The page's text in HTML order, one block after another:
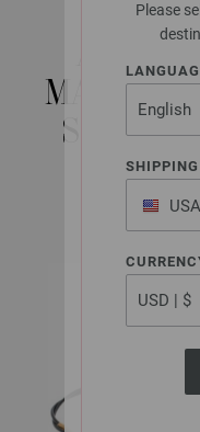
Please
of
AGO
MAGLIA
SIGNAL